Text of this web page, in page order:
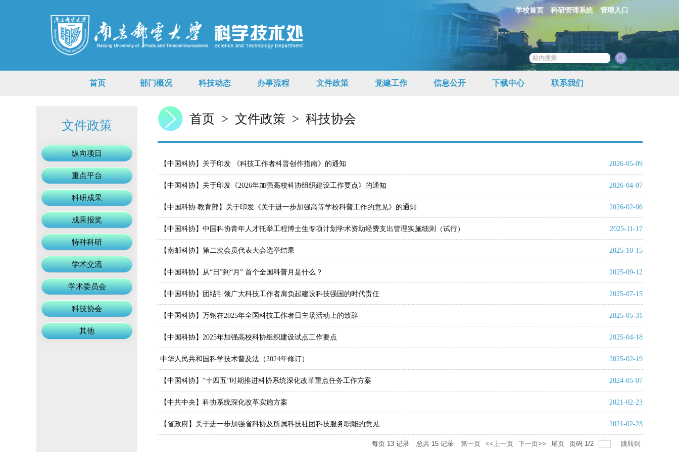
学校首页 科研管理系统 管理入口
首页 部门概况 科技动态 办事流程 文件政策 党建工作 信息公开 下载中心 联系我们
文件政策
纵向项目
重点平台
科研成果
成果报奖
特种科研
学术交流
学术委员会
科技协会
其他
首页 > 文件政策 > 科技协会
【中国科协】关于印发 《科技工作者科普创作指南》的通知 2026-05-09
【中国科协】关于印发《2026年加强高校科协组织建设工作要点》的通知 2026-04-07
【中国科协 教育部】关于印发《关于进一步加强高等学校科普工作的意见》的通知 2026-02-06
【中国科协】中国科协青年人才托举工程博士生专项计划学术资助经费支出管理实施细则（试行） 2025-11-17
【南邮科协】第二次会员代表大会选举结果 2025-10-15
【中国科协】从“日”到“月” 首个全国科普月是什么？ 2025-09-12
【中国科协】团结引领广大科技工作者肩负起建设科技强国的时代责任 2025-07-15
【中国科协】万钢在2025年全国科技工作者日主场活动上的致辞 2025-05-31
【中国科协】2025年加强高校科协组织建设试点工作要点 2025-04-18
中华人民共和国科学技术普及法（2024年修订） 2025-02-19
【中国科协】“十四五”时期推进科协系统深化改革重点任务工作方案 2024-05-07
【中共中央】科协系统深化改革实施方案 2021-02-23
【省政府】关于进一步加强省科协及所属科技社团科技服务职能的意见 2021-02-23
每页 13 记录 总共 15 记录 第一页 <<上一页 下一页>> 尾页 页码 1/2 跳转到